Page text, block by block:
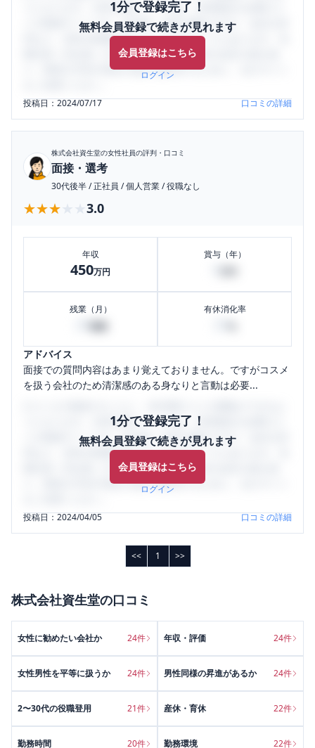
1分で登録完了！
無料会員登録で続きが見れます
会員登録はこちら
ログイン
うになります。SHEHUB(シーハブ)は、女性限定の企業口コ
ミの投稿サイトです。給与面・女性の働きやすさ・会社の評
判など、女性の転職は気にすべき点がたくさんあります。先
輩社員（元社員）の口コミを通して、本当の会社の姿を知
り、将来の不安や現在の悩みを解消するために、ぜひサイト
投稿日：2024/07/17 口コミの詳細
株式会社資生堂の女性社員の評判・口コミ
面接・選考
30代後半/正社員 /個人営業/役職なし
★★★★★
★★★★★ 3.0
年収
450万円
賞与（年）
残業（月） 有休消化率
アドバイス
面接での質問内容はあまり覚えておりません。ですがコスメ
を扱う会社のため清潔感のある身なりと言動は必要...
1分で登録完了！
無料会員登録で続きが見れます
会員登録はこちら
ログイン
うになります。SHEHUB(シーハブ)は、女性限定の企業口コ
ミの投稿サイトです。給与面・女性の働きやすさ・会社の評
判など、女性の転職は気にすべき点がたくさんあります。先
輩社員（元社員）の口コミを通して、本当の会社の姿を知
り、将来の不安や現在の悩みを解消するために、ぜひサイト
投稿日：2024/04/05 口コミの詳細
<< 1 >>
株式会社資生堂の口コミ
女性に勧めたい会社か 24件 年収・評価 24件
女性男性を平等に扱うか 24件 男性同様の昇進があるか 24件
2〜30代の役職登用 21件 産休・育休 22件
勤務時間 20件 勤務環境 22件